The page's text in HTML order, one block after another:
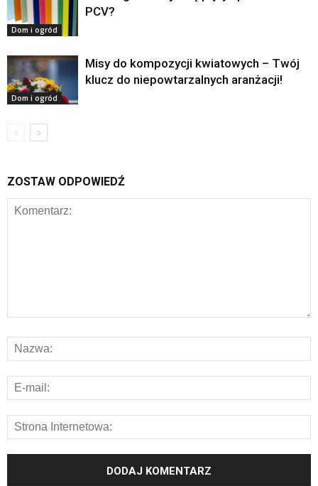
Dom i ogród
PCV?
Dom i ogród
Misy do kompozycji kwiatowych – Twój
klucz do niepowtarzalnych aranżacji!
ZOSTAW ODPOWIEDŹ